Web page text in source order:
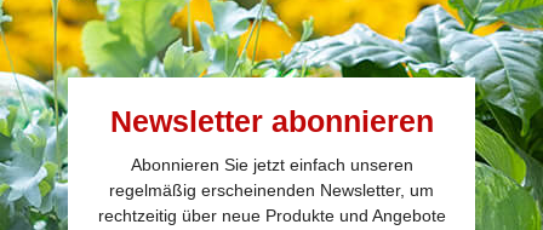
Newsletter abonnieren
Abonnieren Sie jetzt einfach unseren
regelmäßig erscheinenden Newsletter, um
rechtzeitig über neue Produkte und Angebote